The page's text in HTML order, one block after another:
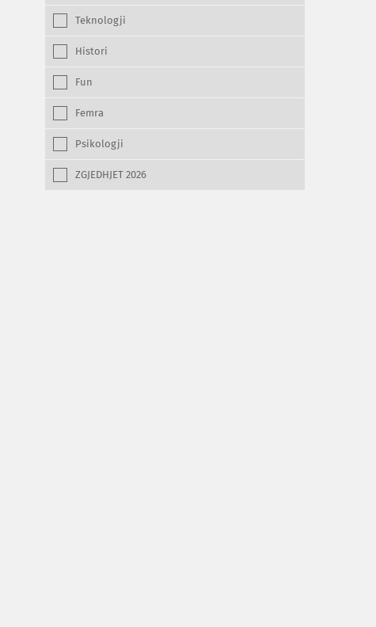
Teknologji
Histori
Fun
Femra
Psikologji
ZGJEDHJET 2026